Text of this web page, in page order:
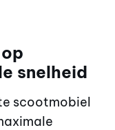
snelheid
scootmobiel